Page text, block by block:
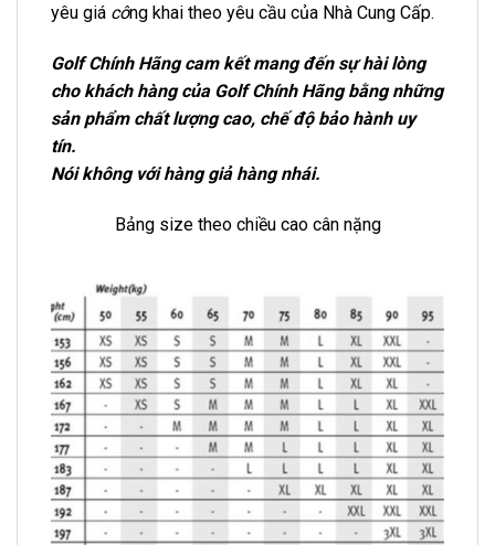
yêu giá công khai theo yêu cầu của Nhà Cung Cấp.
Golf Chính Hãng cam kết mang đến sự hài lòng
cho khách hàng của Golf Chính Hãng bằng những
sản phẩm chất lượng cao, chế độ bảo hành uy
tín.
Nói không với hàng giả hàng nhái.
Bảng size theo chiều cao cân nặng